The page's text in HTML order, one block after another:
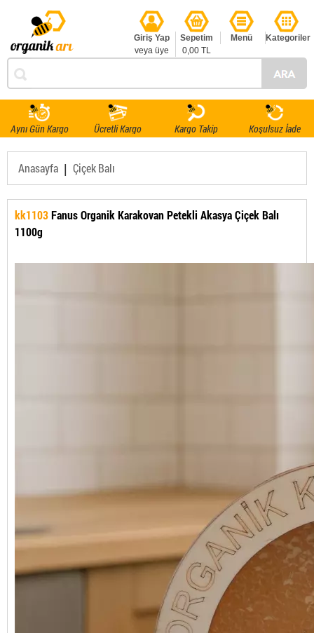
Giriş Yap
veya üye
Sepetim
0,00 TL
Menü Kategoriler
Aynı Gün Kargo Ücretli Kargo Kargo Takip Koşulsuz İade
Anasayfa | Çiçek Balı
kk1103Fanus Organik Karakovan Petekli Akasya Çiçek Balı
1100g